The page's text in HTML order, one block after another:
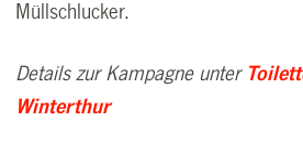
Müllschlucker.
Details zur Kampagne unter
Winterthur